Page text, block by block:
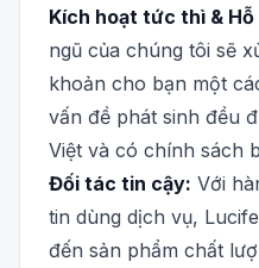
Kích hoạt tức thì &
ngũ của chúng tôi sẽ
khoản cho bạn một
vấn đề phát sinh đều
Việt và có chính sách
Đối tác tin cậy: Với
tin dùng dịch vụ,
đến sản phẩm chất